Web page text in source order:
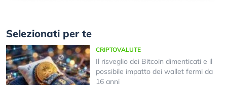
Selezionati per te
CRIPTOVALUTE
Il risveglio dei Bitcoin dimenticati e il
possibile impatto dei wallet fermi da
16 anni